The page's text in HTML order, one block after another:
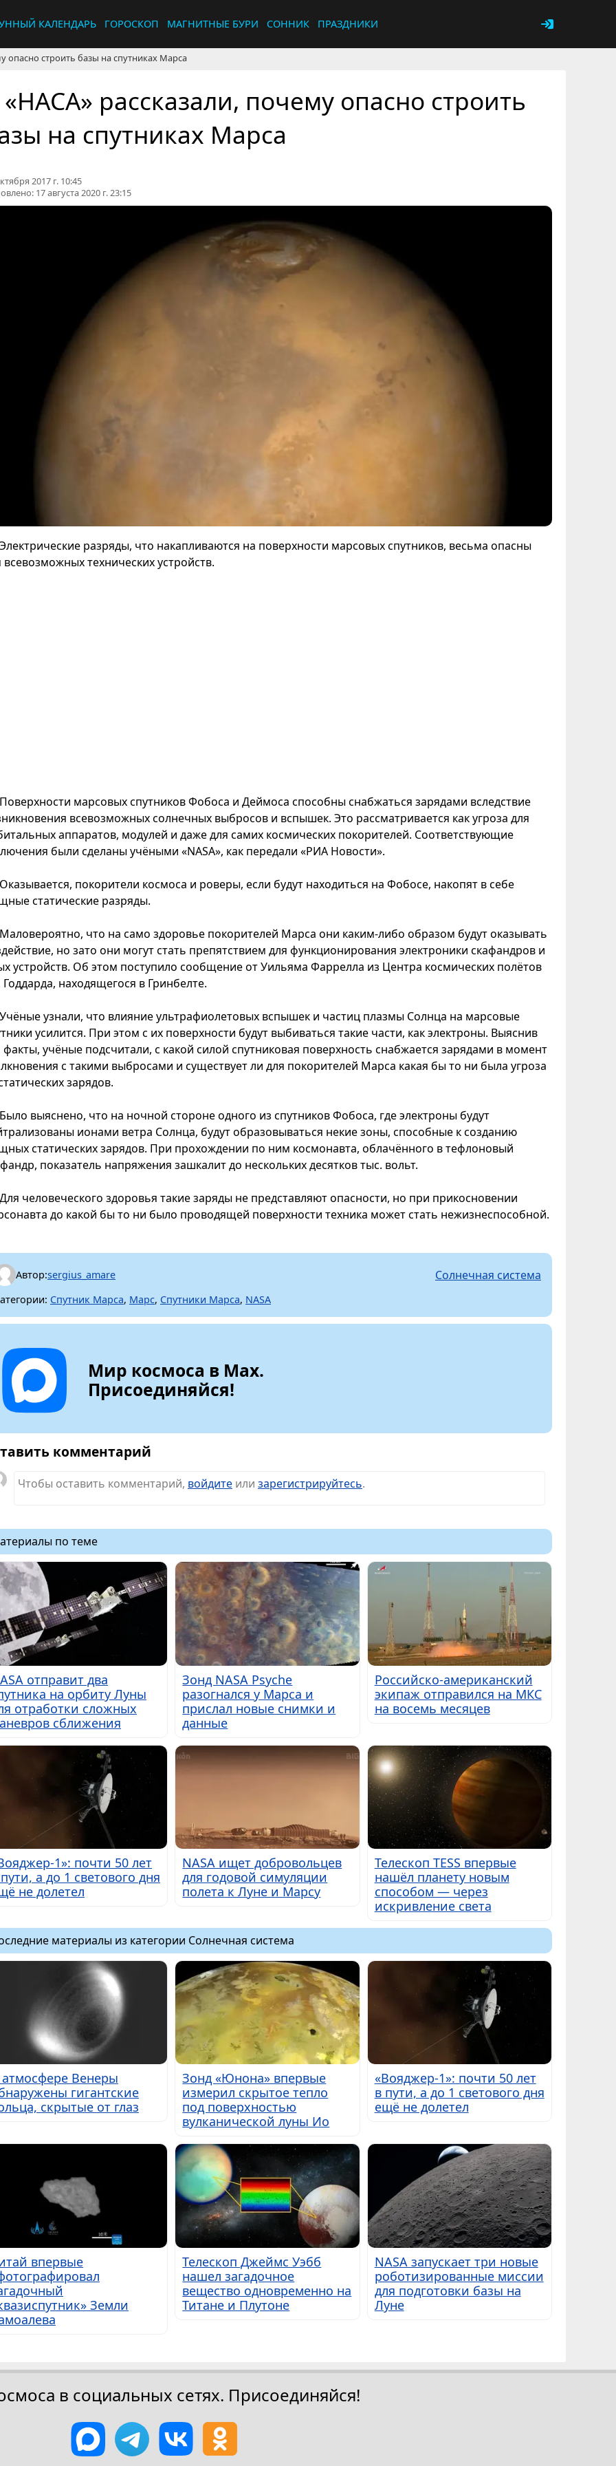
КАЛЕНДАРЬ ГОРОСКОП МАГНИТНЫЕ БУРИ СОННИК ПРАЗДНИКИ
опасно строить базы на спутниках Марса
рассказали, почему опасно строить
на спутниках Марса
2017 г. 10:45
17 августа 2020 г. 23:15
Электрические разряды, что накапливаются на поверхности марсовых спутников, весьма опасны
всевозможных технических устройств.
Поверхности марсовых спутников Фобоса и Деймоса способны снабжаться зарядами вследствие
всевозможных солнечных выбросов и вспышек. Это рассматривается как угроза для
аппаратов, модулей и даже для самих космических покорителей. Соответствующие
были сделаны учёными «NASA», как передали «РИА Новости».
Оказывается, покорители космоса и роверы, если будут находиться на Фобосе, накопят в себе
статические разряды.
Маловероятно, что на само здоровье покорителей Марса они каким-либо образом будут оказывать
но зато они могут стать препятствием для функционирования электроники скафандров и
устройств. Об этом поступило сообщение от Уильяма Фаррелла из Центра космических полётов
находящегося в Гринбелте.
Учёные узнали, что влияние ультрафиолетовых вспышек и частиц плазмы Солнца на марсовые
усилится. При этом с их поверхности будут выбиваться такие части, как электроны. Выяснив
факты, учёные подсчитали, с какой силой спутниковая поверхность снабжается зарядами в момент
с такими выбросами и существует ли для покорителей Марса какая бы то ни была угроза
зарядов.
Было выяснено, что на ночной стороне одного из спутников Фобоса, где электроны будут
ионами ветра Солнца, будут образовываться некие зоны, способные к созданию
статических зарядов. При прохождении по ним космонавта, облачённого в тефлоновый
показатель напряжения зашкалит до нескольких десятков тыс. вольт.
Для человеческого здоровья такие заряды не представляют опасности, но при прикосновении
до какой бы то ни было проводящей поверхности техника может стать нежизнеспособной.
Автор:sergius_amare Солнечная система
Спутник Марса, Марс, Спутники Марса, NASA
Мир космоса в Max.
Присоединяйся!
комментарий
Чтобы оставить комментарий, войдите или зарегистрируйтесь.
по теме
отправит два
на орбиту Луны
отработки сложных
сближения
Зонд NASA Psyche
разогнался у Марса и
прислал новые снимки и
данные
Российско-американский
экипаж отправился на МКС
на восемь месяцев
1»: почти 50 лет
а до 1 светового дня
не долетел
NASA ищет добровольцев
для годовой симуляции
полета к Луне и Марсу
Телескоп TESS впервые
нашёл планету новым
способом — через
искривление света
материалы из категории Солнечная система
Венеры
гигантские
скрытые от глаз
Зонд «Юнона» впервые
измерил скрытое тепло
под поверхностью
вулканической луны Ио
«Вояджер-1»: почти 50 лет
в пути, а до 1 светового дня
ещё не долетел
впервые
Земли
Телескоп Джеймс Уэбб
нашел загадочное
вещество одновременно на
Титане и Плутоне
NASA запускает три новые
роботизированные миссии
для подготовки базы на
Луне
в социальных сетях. Присоединяйся!